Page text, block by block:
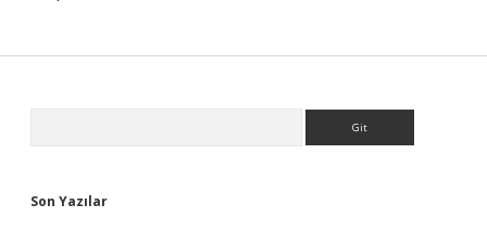
Son Yazılar